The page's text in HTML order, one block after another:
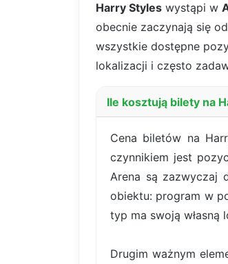
Harry Styles wystąpi w
obecnie zaczynają się od
wszystkie dostępne
lokalizacji i często
Ile kosztują bilety na
Cena biletów na
czynnikiem jest
Arena są zazwyczaj
obiektu: program w
typ ma swoją własną
Drugim ważnym